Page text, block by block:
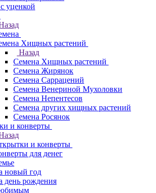
уценкой
Хищных растений
Назад
Семена Хищных растений
Семена Жирянок
Семена Саррацений
Семена Венериной Мухоловки
Семена Непентесов
Семена других хищных растений
Семена Росянок
и конверты
и конверты
для денег
новый год
день рождения